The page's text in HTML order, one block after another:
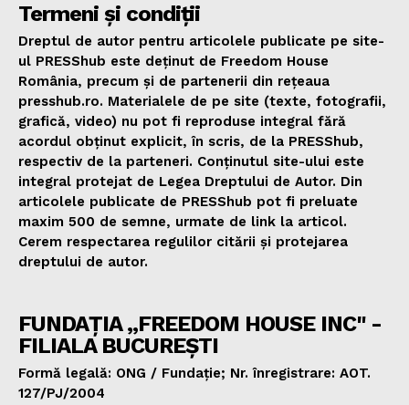
Termeni și condiții
Dreptul de autor pentru articolele publicate pe site-
ul PRESShub este deținut de Freedom House
România, precum și de partenerii din rețeaua
presshub.ro. Materialele de pe site (texte, fotografii,
grafică, video) nu pot fi reproduse integral fără
acordul obținut explicit, în scris, de la PRESShub,
respectiv de la parteneri. Conținutul site-ului este
integral protejat de Legea Dreptului de Autor. Din
articolele publicate de PRESShub pot fi preluate
maxim 500 de semne, urmate de link la articol.
Cerem respectarea regulilor citării și protejarea
dreptului de autor.
FUNDAȚIA „FREEDOM HOUSE INC" -
FILIALA BUCUREȘTI
Formă legală: ONG / Fundație; Nr. înregistrare: AOT.
127/PJ/2004